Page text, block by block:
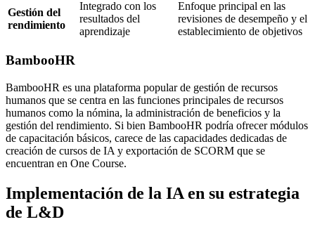
Gestión del
rendimiento
Integrado con los
resultados del
aprendizaje
Enfoque principal en las
revisiones de desempeño y el
establecimiento de objetivos
BambooHR
BambooHR es una plataforma popular de gestión de recursos
humanos que se centra en las funciones principales de recursos
humanos como la nómina, la administración de beneficios y la
gestión del rendimiento. Si bien BambooHR podría ofrecer módulos
de capacitación básicos, carece de las capacidades dedicadas de
creación de cursos de IA y exportación de SCORM que se
encuentran en One Course.
Implementación de la IA en su estrategia
de L&D